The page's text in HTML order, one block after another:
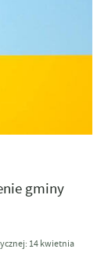
gminy
14 kwietnia